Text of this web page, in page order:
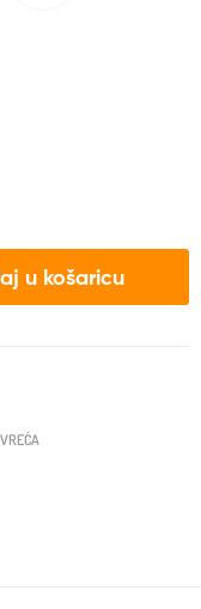
u košaricu